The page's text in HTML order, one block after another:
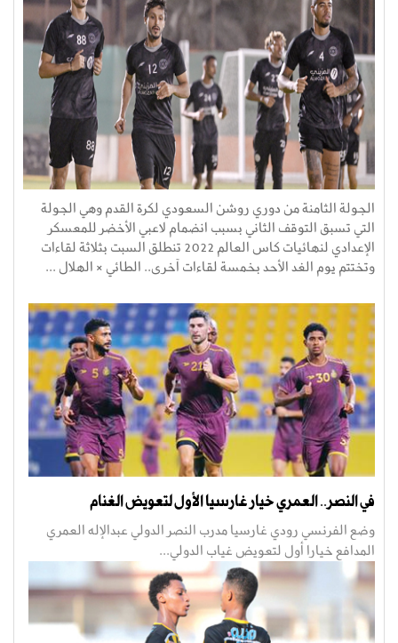
الجولة الثامنة من دوري روشن السعودي لكرة القدم وهي الجولة
التي تسبق التوقف الثاني بسبب انضمام لاعبي الأخضر للمعسكر
الإعدادي لنهائيات كاس العالم 2022 تنطلق السبت بثلاثة لقاءات
وتختتم يوم الغد الأحد بخمسة لقاءات آخرى.. الطائي × الهلال ...
في النصر.. العمري خيار غارسيا الأول لتعويض الغنام
وضع الفرنسي رودي غارسيا مدرب النصر الدولي عبدالإله العمري
المدافع خيارا أول لتعويض غياب الدولي...